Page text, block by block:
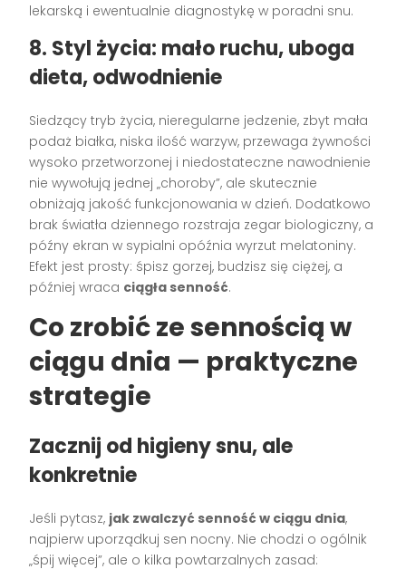
lekarską i ewentualnie diagnostykę w poradni snu.
8. Styl życia: mało ruchu, uboga
dieta, odwodnienie
Siedzący tryb życia, nieregularne jedzenie, zbyt mała
podaż białka, niska ilość warzyw, przewaga żywności
wysoko przetworzonej i niedostateczne nawodnienie
nie wywołują jednej „choroby”, ale skutecznie
obniżają jakość funkcjonowania w dzień. Dodatkowo
brak światła dziennego rozstraja zegar biologiczny, a
późny ekran w sypialni opóźnia wyrzut melatoniny.
Efekt jest prosty: śpisz gorzej, budzisz się ciężej, a
później wraca ciągła senność.
Co zrobić ze sennością w
ciągu dnia — praktyczne
strategie
Zacznij od higieny snu, ale
konkretnie
Jeśli pytasz, jak zwalczyć senność w ciągu dnia,
najpierw uporządkuj sen nocny. Nie chodzi o ogólnik
„śpij więcej”, ale o kilka powtarzalnych zasad: